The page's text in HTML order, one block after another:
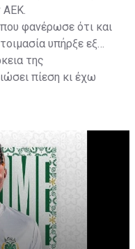
ΑΕΚ.
φανέρωσε ότι και
υπήρξε εξ
της
πίεση κι έχω